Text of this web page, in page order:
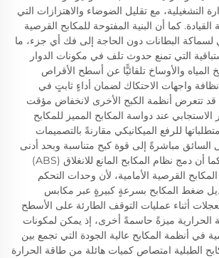
التشغيلية، مع تقليل الضوضاء والاهتزازات التي
كما أن البنية المفتوحة للمكابح القرصية
البطانات دون الحاجة إلى فك أي جزء، ما
التي تمنع حدوث تلف في مكونات الدوار
المياه والأوساخ تلقائيًّا عن أسطح الأقراص
واجهات الاحتكاك لضمان أداءٍ ثابتٍ في
قد تتعرض أنظمة الكبح الأخرى لانخفاض مؤقت
الاستجابي عند دواسة المكابح المميز للمكابح
للرفع الميكانيكي مقارنةً بالتصميمات
السائق مباشرةً إلى قوة كبح متناسبة وبحد أدنى
من التأخير أو التليين. كما أن دمج نظام المكابح المانع للانغلاق (ABS)
القرصية الأمامية، لأن وحدات التحكم
ضغط المكابح بسرعةٍ كبيرةٍ عبر مكابس
أثناء عمليات التوقف الطارئة على الأسطح
الحرارية ميزةً حاسمةً أخرى، إذ يمكن لمكونات
في أنظمة المكابح عالية الجودة التي تجمع بين
الطبلية امتصاص كميات هائلة من طاقة الحرارة